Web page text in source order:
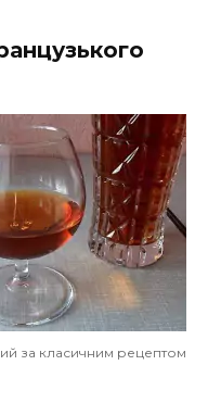
за класичним рецептом